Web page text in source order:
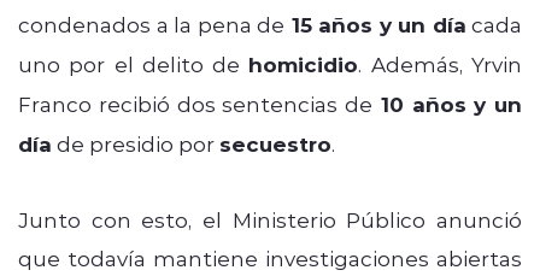
condenados a la pena de 15 años y un día cada
uno por el delito de homicidio. Además, Yrvin
Franco recibió dos sentencias de 10 años y un
día de presidio por secuestro.
Junto con esto, el Ministerio Público anunció
que todavía mantiene investigaciones abiertas